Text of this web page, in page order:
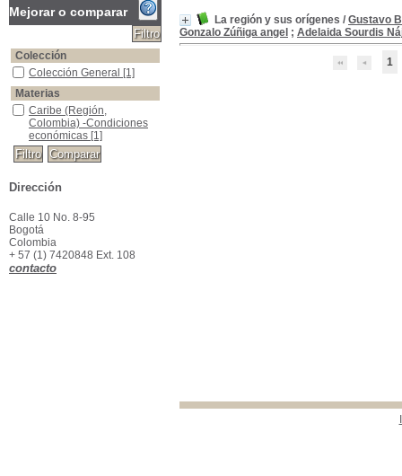
La región y sus orígenes / Gustavo
Gonzalo Zúñiga angel ; Adelaida Sourdis
1
Mejorar o comparar
Colección
Colección General
Colección General [1]
Materias
Caribe (Región, Colombia) -Condiciones económicas
Caribe (Región,
Colombia) -Condiciones
económicas [1]
Dirección
Calle 10 No. 8-95
Bogotá
Colombia
+ 57 (1) 7420848 Ext. 108
contacto